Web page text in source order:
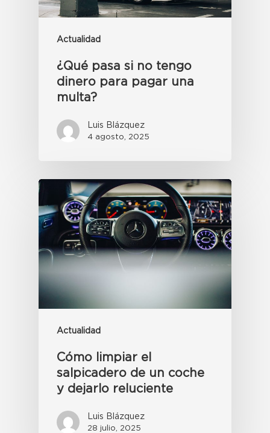
Actualidad
¿Qué pasa si no tengo
dinero para pagar una
multa?
Luis Blázquez
4 agosto, 2025
Actualidad
Cómo limpiar el
salpicadero de un coche
y dejarlo reluciente
Luis Blázquez
28 julio, 2025